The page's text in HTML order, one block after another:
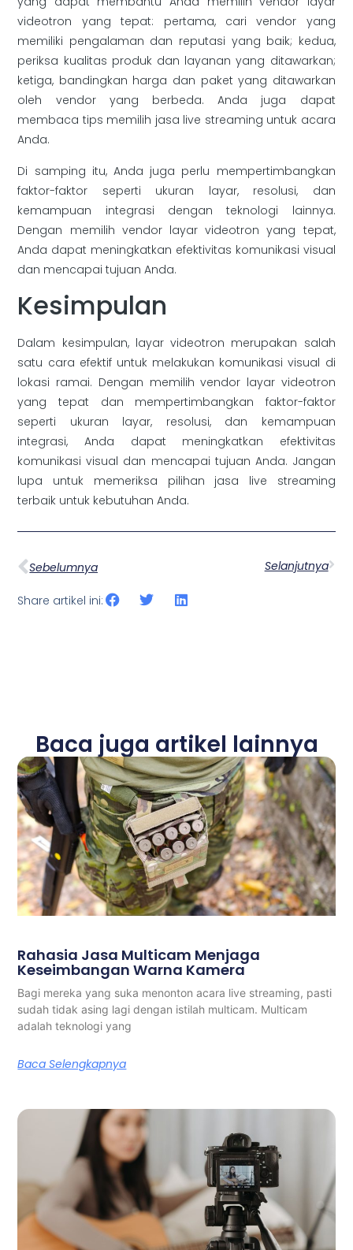
videotron yang tepat: pertama, cari vendor yang
memiliki pengalaman dan reputasi yang baik; kedua,
periksa kualitas produk dan layanan yang ditawarkan;
ketiga, bandingkan harga dan paket yang ditawarkan
oleh vendor yang berbeda. Anda juga dapat
membaca tips memilih jasa live streaming untuk acara
Anda.
Di samping itu, Anda juga perlu mempertimbangkan
faktor-faktor seperti ukuran layar, resolusi, dan
kemampuan integrasi dengan teknologi lainnya.
Dengan memilih vendor layar videotron yang tepat,
Anda dapat meningkatkan efektivitas komunikasi visual
dan mencapai tujuan Anda.
Kesimpulan
Dalam kesimpulan, layar videotron merupakan salah
satu cara efektif untuk melakukan komunikasi visual di
lokasi ramai. Dengan memilih vendor layar videotron
yang tepat dan mempertimbangkan faktor-faktor
seperti ukuran layar, resolusi, dan kemampuan
integrasi, Anda dapat meningkatkan efektivitas
komunikasi visual dan mencapai tujuan Anda. Jangan
lupa untuk memeriksa pilihan jasa live streaming
terbaik untuk kebutuhan Anda.
Sebelumnya Selanjutnya
Share artikel ini:
Baca juga artikel lainnya
Rahasia Jasa Multicam Menjaga
Keseimbangan Warna Kamera
Bagi mereka yang suka menonton acara live streaming, pasti
sudah tidak asing lagi dengan istilah multicam. Multicam
adalah teknologi yang
Baca Selengkapnya